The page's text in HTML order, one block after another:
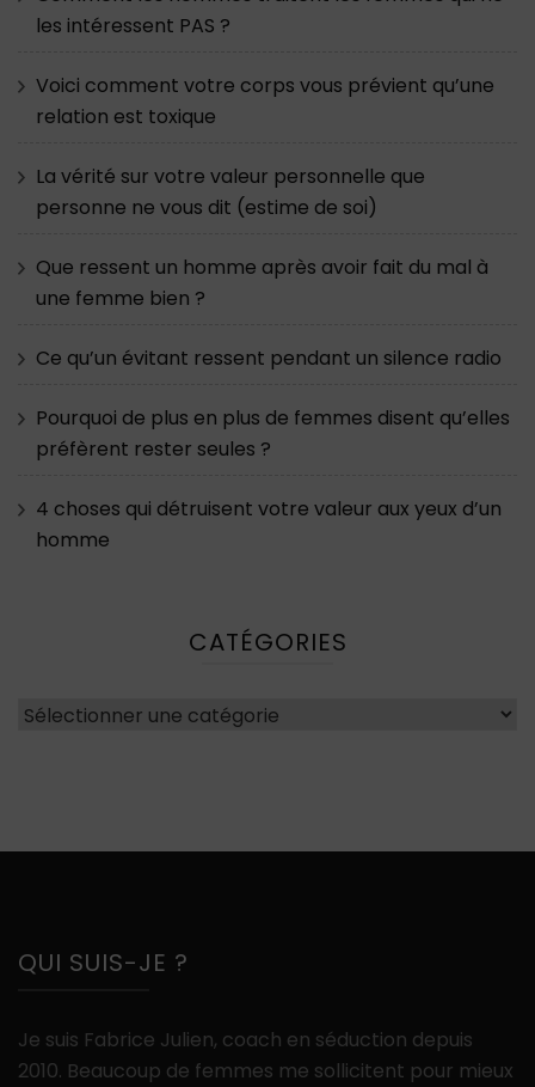
les intéressent PAS ?
Voici comment votre corps vous prévient qu’une
relation est toxique
La vérité sur votre valeur personnelle que
personne ne vous dit (estime de soi)
Que ressent un homme après avoir fait du mal à
une femme bien ?
Ce qu’un évitant ressent pendant un silence radio
Pourquoi de plus en plus de femmes disent qu’elles
préfèrent rester seules ?
4 choses qui détruisent votre valeur aux yeux d’un
homme
CATÉGORIES
Catégories
QUI SUIS-JE ?
Je suis Fabrice Julien, coach en séduction depuis
2010. Beaucoup de femmes me sollicitent pour mieux